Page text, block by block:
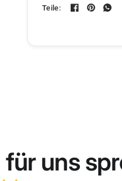
sich: Die
Gönn dir selbst
Teile:
uns